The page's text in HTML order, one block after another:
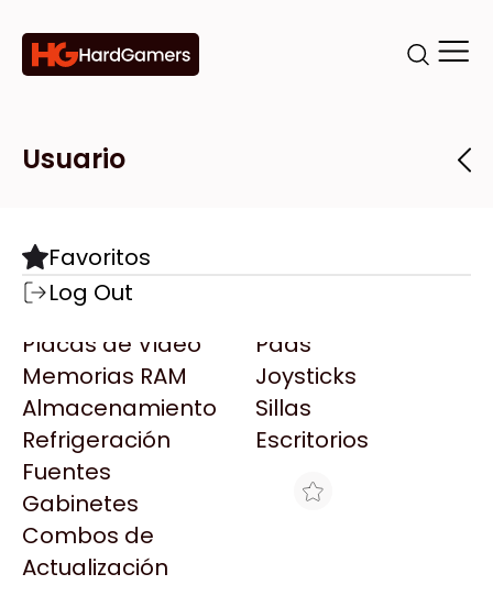
Categorías
Componentes
Motherboards
Microprocesadores
Placas de Video
Memorias RAM
Almacenamiento
Refrigeración
Fuentes
Gabinetes
Combos de
Actualización
Pads
Joysticks
Sillas
Escritorios
Marcas
Todas las Marcas
AMD
AULA
Acer
Adata
AeroCool
Antec
Arkham
Asrock
Tiendas
Destacadas
Usuario
Favoritos
Log Out
HT FACEPLATE TAPA CIEGA